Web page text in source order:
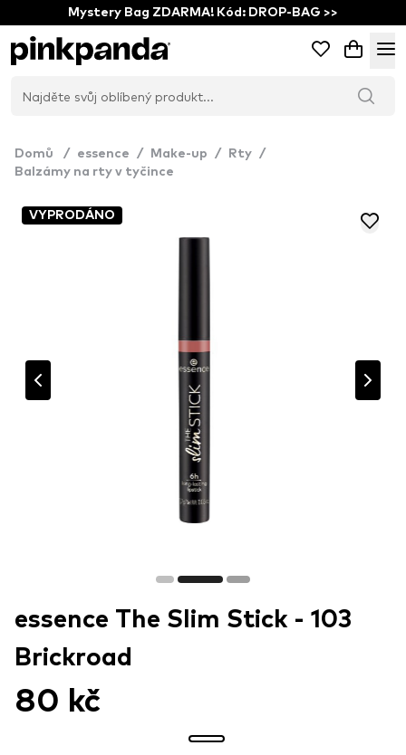
Mystery Bag ZDARMA! Kód: DROP-BAG >>
Domů / essence / Make-up / Rty /
Balzámy na rty v tyčince
VYPRODÁNO
essence The Slim Stick - 103
Brickroad
80 kč